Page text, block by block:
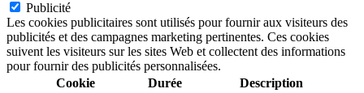
Publicité
Les cookies publicitaires sont utilisés pour fournir aux visiteurs des
publicités et des campagnes marketing pertinentes. Ces cookies
suivent les visiteurs sur les sites Web et collectent des informations
pour fournir des publicités personnalisées.
Cookie
Durée Description